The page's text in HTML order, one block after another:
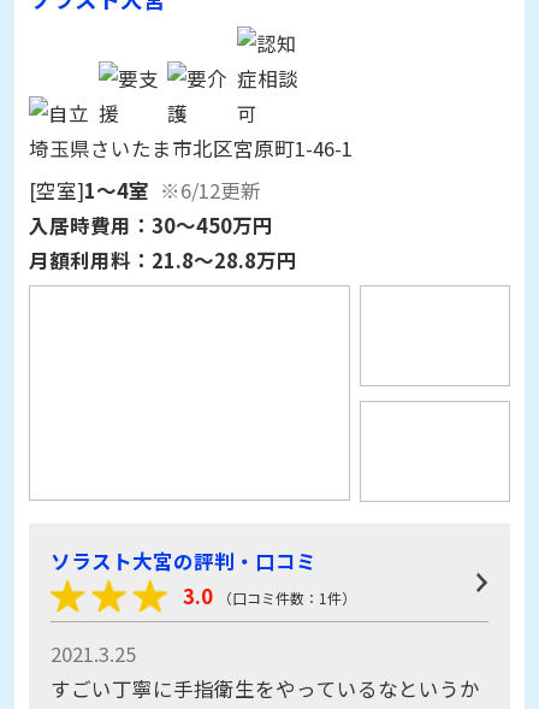
埼玉県さいたま市北区宮原町1-46-1
[空室]1～4室
※6/12更新
入居時費用： 30～450万円
月額利用料： 21.8～28.8万円
2021.3.25
すごい丁寧に手指衛生をやっているなというか
んじ